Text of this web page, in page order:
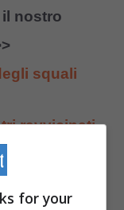
nostro
squali
ravvicinati
ci
for your